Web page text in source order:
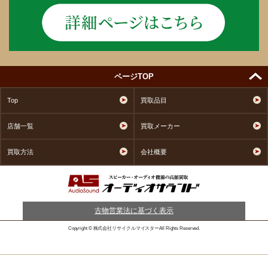
ページTOP
Top 買取品目
店舗一覧 買取メーカー
買取方法 会社概要
古物営業法に基づく表示
Copyright © 株式会社リサイクルマイスターAll Rights Reserved.